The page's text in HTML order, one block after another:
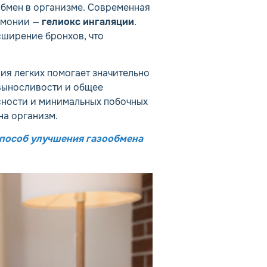
в организме. Современная
— гелиокс ингаляции.
бронхов, что
легких помогает значительно
и общее
и минимальных побочных
организм.
улучшения газообмена